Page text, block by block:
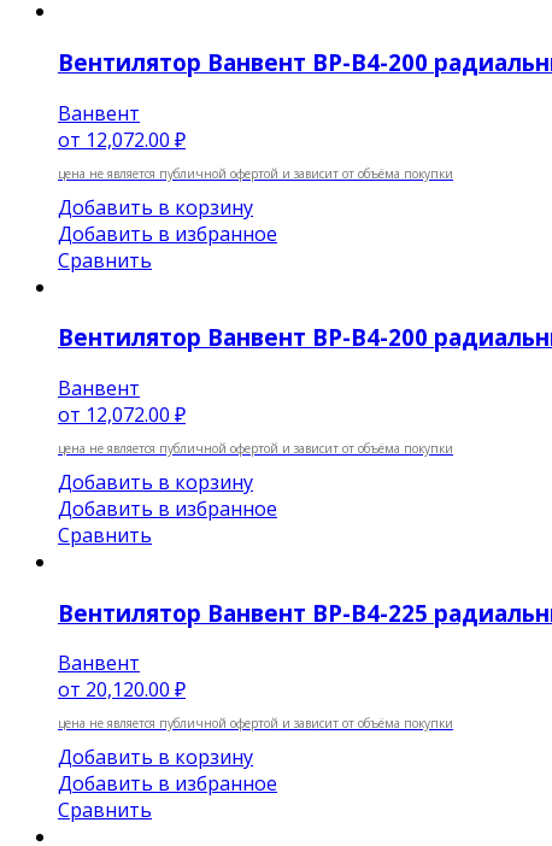
Вентилятор Ванвент ВР-В4-200
Ванвент
от 12,072.00 ₽
цена не является публичной офертой и зависит от объёма покупки
Добавить в корзину
Добавить в избранное
Сравнить
Вентилятор Ванвент ВР-В4-200
Ванвент
от 12,072.00 ₽
цена не является публичной офертой и зависит от объёма покупки
Добавить в корзину
Добавить в избранное
Сравнить
Вентилятор Ванвент ВР-В4-225
Ванвент
от 20,120.00 ₽
цена не является публичной офертой и зависит от объёма покупки
Добавить в корзину
Добавить в избранное
Сравнить